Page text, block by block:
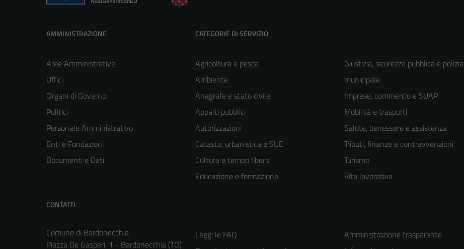
AMMINISTRAZIONE
Aree Amministrative
Uffici
Organi di Governo
Politici
Personale Amministrativo
Enti e Fondazioni
Documenti e Dati
CATEGORIE DI SERVIZIO
Agricoltura e pesca
Ambiente
Anagrafe e stato civile
Appalti pubblici
Autorizzazioni
Catasto, urbanistica e SUE
Cultura e tempo libero
Educazione e formazione
Giustizia, sicurezza pubblica e polizia
municipale
Imprese, commercio e SUAP
Mobilità e trasporti
Salute, benessere e assistenza
Tributi, finanze e contravvenzioni
Turismo
Vita lavorativa
CONTATTI
Comune di Bardonecchia
Piazza De Gasperi, 1 - Bardonecchia (TO)
Leggi le FAQ
Amministrazione trasparente